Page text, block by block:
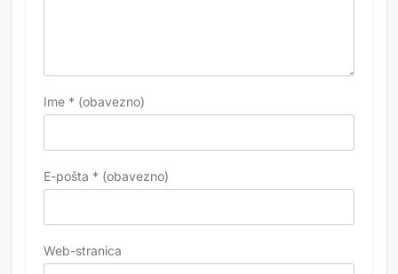
Ime * (obavezno)
E-pošta * (obavezno)
Web-stranica